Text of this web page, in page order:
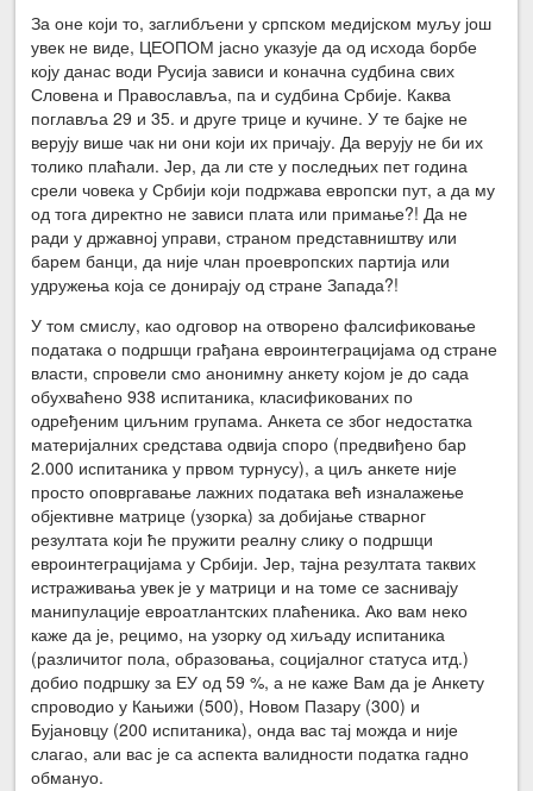
За оне који то, заглибљени у српском медијском муљу још
увек не виде, ЦЕОПОМ јасно указује да од исхода борбе
коју данас води Русија зависи и коначна судбина свих
Словена и Православља, па и судбина Србије. Каква
поглавља 29 и 35. и друге трице и кучине. У те бајке не
верују више чак ни они који их причају. Да верују не би их
толико плаћали. Јер, да ли сте у последњих пет година
срели човека у Србији који подржава европски пут, а да му
од тога директно не зависи плата или примање?! Да не
ради у државној управи, страном представништву или
барем банци, да није члан проевропских партија или
удружења која се донирају од стране Запада?!
У том смислу, као одговор на отворено фалсификовање
података о подршци грађана евроинтеграцијама од стране
власти, спровели смо анонимну анкету којом је до сада
обухваћено 938 испитаника, класификованих по
одређеним циљним групама. Анкета се због недостатка
материјалних средстава одвија споро (предвиђено бар
2.000 испитаника у првом турнусу), а циљ анкете није
просто оповргавање лажних података већ изналажење
објективне матрице (узорка) за добијање стварног
резултата који ће пружити реалну слику о подршци
евроинтеграцијама у Србији. Јер, тајна резултата таквих
истраживања увек је у матрици и на томе се заснивају
манипулације евроатлантских плаћеника. Ако вам неко
каже да је, рецимо, на узорку од хиљаду испитаника
(различитог пола, образовања, социјалног статуса итд.)
добио подршку за ЕУ од 59 %, а не каже Вам да је Анкету
спроводио у Кањижи (500), Новом Пазару (300) и
Бујановцу (200 испитаника), онда вас тај можда и није
слагао, али вас је са аспекта валидности податка гадно
обмануо.